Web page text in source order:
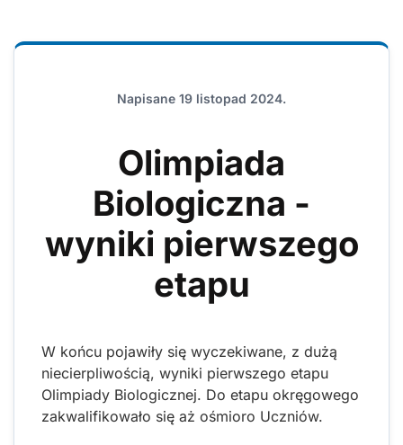
Napisane 19 listopad 2024.
Olimpiada
Biologiczna -
wyniki pierwszego
etapu
W końcu pojawiły się wyczekiwane, z dużą
niecierpliwością, wyniki pierwszego etapu
Olimpiady Biologicznej. Do etapu okręgowego
zakwalifikowało się aż ośmioro Uczniów.